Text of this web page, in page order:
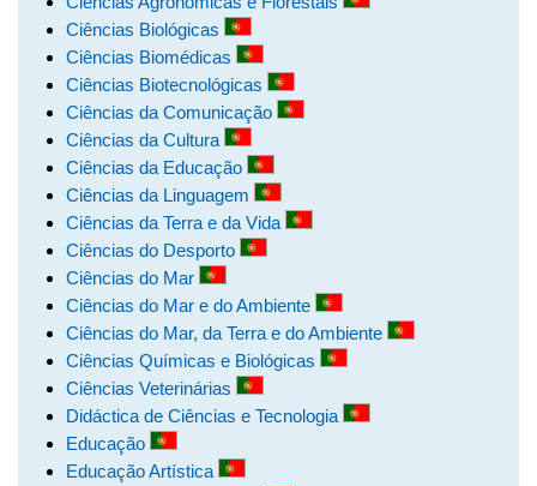
Ciências Biológicas
Ciências Biomédicas
Ciências Biotecnológicas
Ciências da Comunicação
Ciências da Cultura
Ciências da Educação
Ciências da Linguagem
Ciências da Terra e da Vida
Ciências do Desporto
Ciências do Mar
Ciências do Mar e do Ambiente
Ciências do Mar, da Terra e do Ambiente
Ciências Químicas e Biológicas
Ciências Veterinárias
Didáctica de Ciências e Tecnologia
Educação
Educação Artística